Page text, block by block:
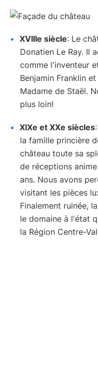
XVIIIe siècle: Le
Donatien Le Ray. Il
comme l'inventeur
Benjamin Franklin
Madame de Staël.
plus loin!
XIXe et XXe siècles
la famille princière
château toute sa
de réceptions
ans. Nous avons
visitant les pièces
Finalement ruinée,
le domaine à l'état
la Région Centre-